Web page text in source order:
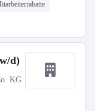
d)
KG